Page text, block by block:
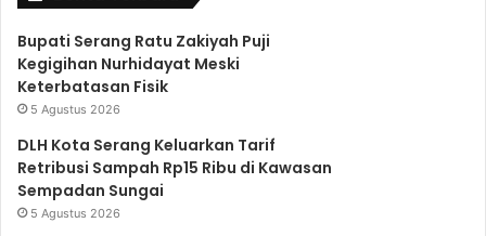
c
e
b
o
i
t
u
Bupati Serang Ratu Zakiyah Puji
Kegigihan Nurhidayat Meski
Keterbatasan Fisik
5 Agustus 2026
DLH Kota Serang Keluarkan Tarif
Retribusi Sampah Rp15 Ribu di Kawasan
Sempadan Sungai
5 Agustus 2026